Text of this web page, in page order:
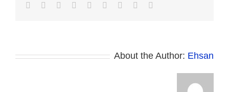
Facebook
Twitter
Reddit
LinkedIn
WhatsApp
Tumblr
Pinterest
About the Author: Ehsan